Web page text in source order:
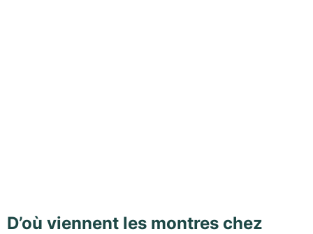
D’où viennent les montres chez